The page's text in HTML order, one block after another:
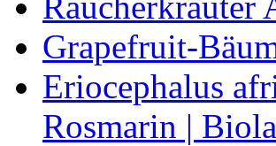
Grapefruit-
Eriocephalus
Rosmarin |